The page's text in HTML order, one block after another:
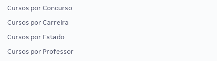
Cursos por Concurso
Cursos por Carreira
Cursos por Estado
Cursos por Professor